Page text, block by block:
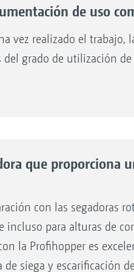
transversal del
longitudinal central.
segado se compacta
hasta el contenedor de
la compactación por
un 45 % más de material
Profihopper 1250, con
puede albergar hasta
de uso
vez realizado el
del grado de utilización
que proporciona
con las segadoras
incluso para alturas de
la Profihopper es
de siega y escarificación